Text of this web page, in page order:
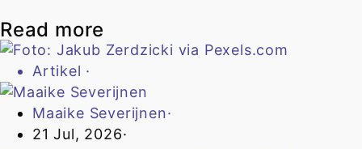
Read more
Artikel ·
Maaike Severijnen·
21 Jul, 2026·